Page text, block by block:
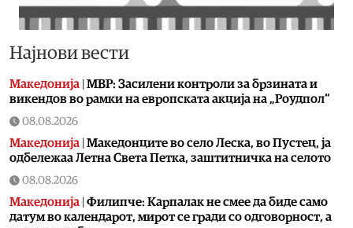
Најнови вести
Македонија МВР: Засилени контроли за брзината и
викендов во рамки на европската акција на „Роудпол“
08.08.2026
Македонија Македонците во село Леска, во Пустец, ја
одбележаа Летна Света Петка, заштитничка на селото
08.08.2026
Македонија Филипче: Карпалак не смее да биде само
датум во календарот, мирот се гради со одговорност, а